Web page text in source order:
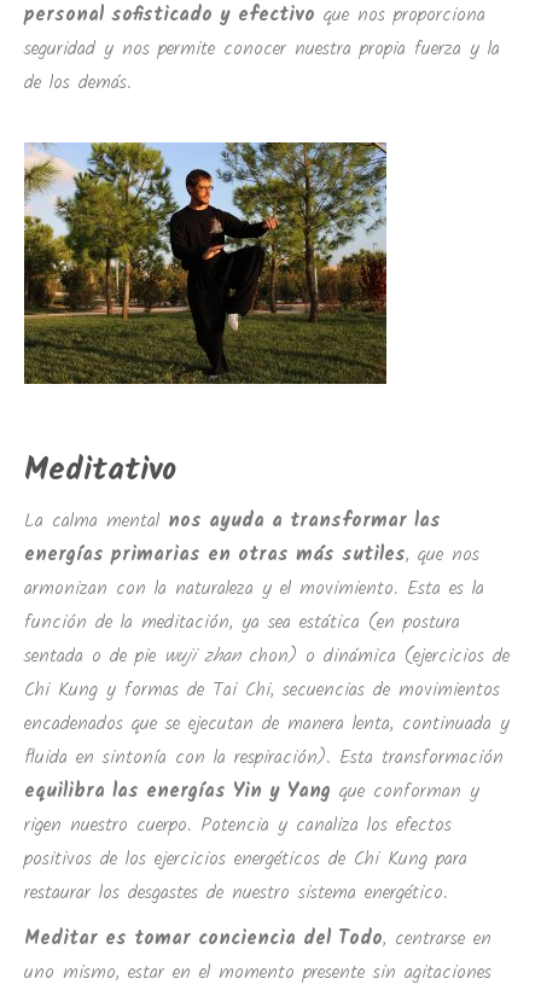
personal sofisticado y efectivo que nos proporciona
seguridad y nos permite conocer nuestra propia fuerza y la
de los demás.
Meditativo
La calma mental nos ayuda a transformar las
energías primarias en otras más sutiles, que nos
armonizan con la naturaleza y el movimiento. Esta es la
función de la meditación, ya sea estática (en postura
sentada o de pie wuji zhan chon) o dinámica (ejercicios de
Chi Kung y formas de Tai Chi, secuencias de movimientos
encadenados que se ejecutan de manera lenta, continuada y
fluida en sintonía con la respiración). Esta transformación
equilibra las energías Yin y Yang que conforman y
rigen nuestro cuerpo. Potencia y canaliza los efectos
positivos de los ejercicios energéticos de Chi Kung para
restaurar los desgastes de nuestro sistema energético.
Meditar es tomar conciencia del Todo, centrarse en
uno mismo, estar en el momento presente sin agitaciones